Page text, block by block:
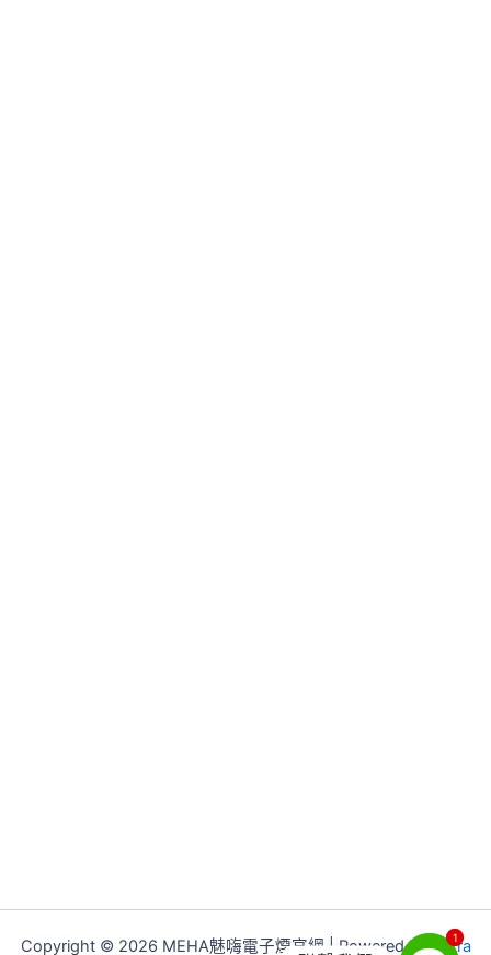
Copyright © 2026 MEHA魅嗨電子煙官網 | Powered byAstra
11